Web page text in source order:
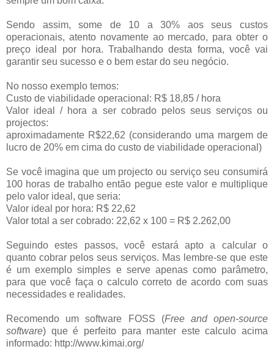
Sendo assim, some de 10 a 30% aos seus custos
operacionais, atento novamente ao mercado, para obter o
preço ideal por hora. Trabalhando desta forma, você vai
garantir seu sucesso e o bem estar do seu negócio.
No nosso exemplo temos:
Custo de viabilidade operacional: R$ 18,85 / hora
Valor ideal / hora a ser cobrado pelos seus serviços ou
projectos:
aproximadamente R$22,62 (considerando uma margem de
lucro de 20% em cima do custo de viabilidade operacional)
Se você imagina que um projecto ou serviço seu consumirá
100 horas de trabalho então pegue este valor e multiplique
pelo valor ideal, que seria:
Valor ideal por hora: R$ 22,62
Valor total a ser cobrado: 22,62 x 100 = R$ 2.262,00
Seguindo estes passos, você estará apto a calcular o
quanto cobrar pelos seus serviços. Mas lembre-se que este
é um exemplo simples e serve apenas como parâmetro,
para que você faça o calculo correto de acordo com suas
necessidades e realidades.
Recomendo um software FOSS (Free and open-source
software) que é perfeito para manter este calculo acima
informado: http://www.kimai.org/